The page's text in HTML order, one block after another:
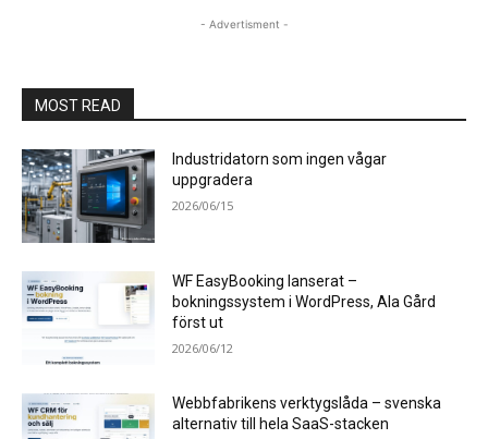
- Advertisment -
MOST READ
Industridatorn som ingen vågar
uppgradera
2026/06/15
WF EasyBooking lanserat –
bokningssystem i WordPress, Ala Gård
först ut
2026/06/12
Webbfabrikens verktygslåda – svenska
alternativ till hela SaaS-stacken